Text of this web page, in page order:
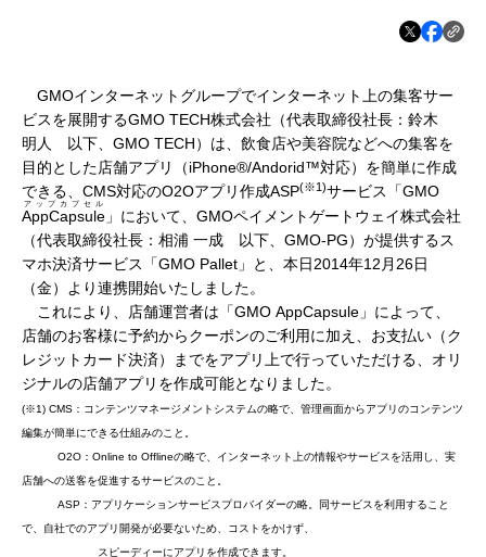
GMOインターネットグループでインターネット上の集客サー
ビスを展開するGMO TECH株式会社（代表取締役社長：鈴木
明人 以下、GMO TECH）は、飲食店や美容院などへの集客を
目的とした店舗アプリ（iPhone®/Andorid™対応）を簡単に作成
できる、CMS対応のO2Oアプリ作成ASP(※1)サービス「GMO
AppCapsule
アップカプセル
」において、GMOペイメントゲートウェイ株式会社
（代表取締役社長：相浦 一成 以下、GMO-PG）が提供するス
マホ決済サービス「GMO Pallet」と、本日2014年12月26日
（金）より連携開始いたしました。
これにより、店舗運営者は「GMO AppCapsule」によって、
店舗のお客様に予約からクーポンのご利用に加え、お支払い（ク
レジットカード決済）までをアプリ上で行っていただける、オリ
ジナルの店舗アプリを作成可能となりました。
(※1) CMS：コンテンツマネージメントシステムの略で、管理画面からアプリのコンテンツ
編集が簡単にできる仕組みのこと。
O2O：Online to Offlineの略で、インターネット上の情報やサービスを活用し、実
店舗への送客を促進するサービスのこと。
ASP：アプリケーションサービスプロバイダーの略。同サービスを利用すること
で、自社でのアプリ開発が必要ないため、コストをかけず、
スピーディーにアプリを作成できます。